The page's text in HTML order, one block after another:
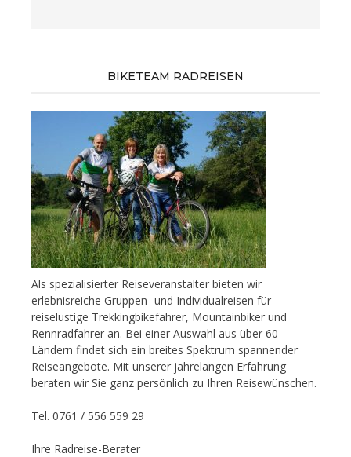
BIKETEAM RADREISEN
Als spezialisierter Reiseveranstalter bieten wir
erlebnisreiche Gruppen- und Individualreisen für
reiselustige Trekkingbikefahrer, Mountainbiker und
Rennradfahrer an. Bei einer Auswahl aus über 60
Ländern findet sich ein breites Spektrum spannender
Reiseangebote. Mit unserer jahrelangen Erfahrung
beraten wir Sie ganz persönlich zu Ihren Reisewünschen.
Tel. 0761 / 556 559 29
Ihre Radreise-Berater